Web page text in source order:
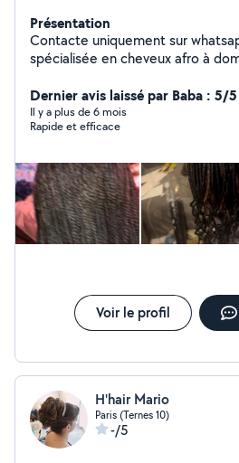
Présentation
Contacte uniquement sur
spécialisée en cheveux afro à domicile
pour sublimer vos cheveux afro
vous ? Je suis Aminata, coiffeuse
passionnée, spécialisée dans
prestations : Tresses : vanilles, box braids, faux locs,
micro locs Locks & entretien : démarrage et retouche
de locks, micro locks Coiffures protectrices : twist out,
braid out, nattes collées, fulani braid. Coupe &
entretien et accompagnement
des images de mes réalisations
Veuillez me contacter
plus réactive. Disponible à Puteaux et environs
onzzzze 60 quatre vinggggt 17
Dernier avis laissé par Baba : 5/5
Il y a plus de 6 mois
Rapide et efficace
Voir le profil
H'hair Mario
Paris (Ternes 10)
-/5